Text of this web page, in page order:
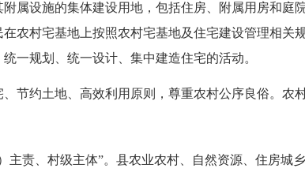
设施的集体建设用地，包括住房、附属用房和庭院
农村宅基地上按照农村宅基地及住宅建设管理相关
一规划、统一设计、集中建造住宅的活动。
约土地、高效利用原则，尊重农村公序良俗。农
主责、村级主体”。县农业农村、自然资源、住房城